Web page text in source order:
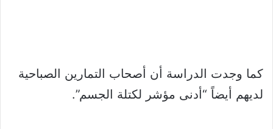
كما وجدت الدراسة أن أصحاب التمارين الصباحية
لديهم أيضاً “أدنى مؤشر لكتلة الجسم”.